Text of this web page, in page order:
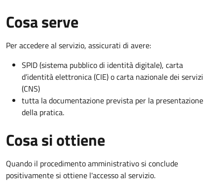
Cosa serve
Per accedere al servizio, assicurati di avere:
SPID (sistema pubblico di identità digitale), carta
d’identità elettronica (CIE) o carta nazionale dei servizi
(CNS)
tutta la documentazione prevista per la presentazione
della pratica.
Cosa si ottiene
Quando il procedimento amministrativo si conclude
positivamente si ottiene l'accesso al servizio.